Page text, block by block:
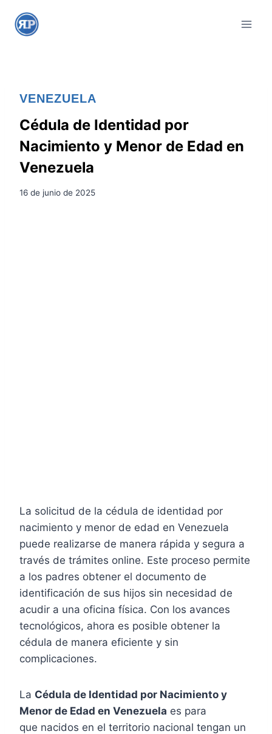
VENEZUELA
Cédula de Identidad por
Nacimiento y Menor de Edad en
Venezuela
16 de junio de 2025
La solicitud de la cédula de identidad por
nacimiento y menor de edad en Venezuela
puede realizarse de manera rápida y segura a
través de trámites online. Este proceso permite
a los padres obtener el documento de
identificación de sus hijos sin necesidad de
acudir a una oficina física. Con los avances
tecnológicos, ahora es posible obtener la
cédula de manera eficiente y sin
complicaciones.
La Cédula de Identidad por Nacimiento y
Menor de Edad en Venezuela es para
que nacidos en el territorio nacional tengan un